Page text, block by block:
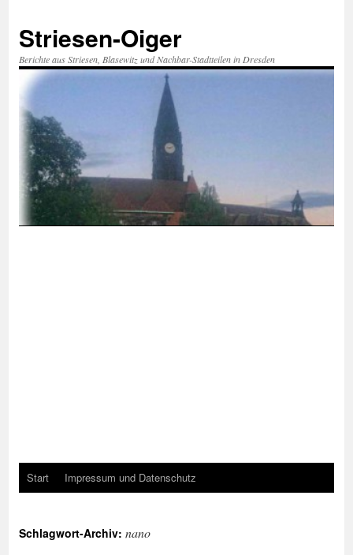
springen
Striesen-Oiger
Berichte aus Striesen, Blasewitz und Nachbar-Stadtteilen in Dresden
Start Impressum und Datenschutz
Schlagwort-Archiv: nano